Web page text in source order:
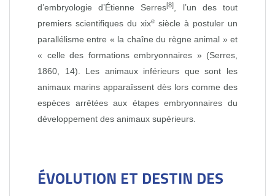
d’embryologie d’Étienne Serres[8]
, l’un des tout
premiers scientifiques du xixe siècle à postuler un
parallélisme entre « la chaîne du règne animal » et
« celle des formations embryonnaires » (Serres,
1860, 14). Les animaux inférieurs que sont les
animaux marins apparaîssent dès lors comme des
espèces arrêtées aux étapes embryonnaires du
développement des animaux supérieurs.
ÉVOLUTION ET DESTIN DES